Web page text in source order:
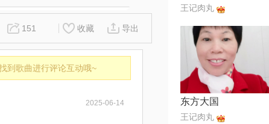
151 收藏 导出
到歌曲进行评论互动哦~
2025-06-14
王记肉丸
东方大国
王记肉丸